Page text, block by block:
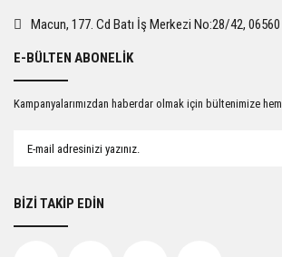
Gönder
Macun, 177. Cd Batı İş Merkezi No:28/42,
E-BÜLTEN ABONELİK
Kampanyalarımızdan haberdar olmak için bültenimize
BİZİ TAKİP EDİN